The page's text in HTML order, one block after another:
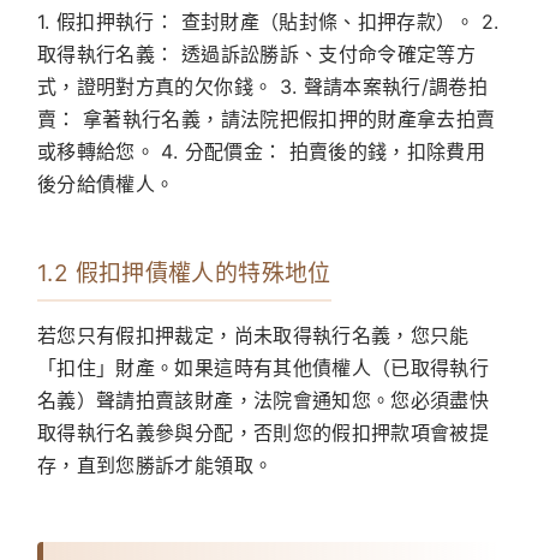
1.假扣押執行：
查封財產（貼封條、扣押存款）。 2.
取得執行名義：
透過訴訟勝訴、支付命令確定等方
式，證明對方真的欠你錢。 3. 聲請本案執行/調卷拍
賣：
拿著執行名義，請法院把假扣押的財產拿去拍賣
或移轉給您。 4. 分配價金：
拍賣後的錢，扣除費用
後分給債權人。
1.2 假扣押債權人的特殊地位
若您只有假扣押裁定，尚未取得執行名義，您只能
「扣住」財產。如果這時有其他債權人（已取得執行
名義）聲請拍賣該財產，法院會通知您。您必須盡快
取得執行名義參與分配，否則您的假扣押款項會被提
存，直到您勝訴才能領取。